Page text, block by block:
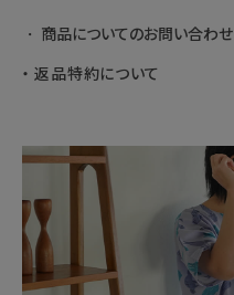
商品についてのお問い合わせ
返品特約について